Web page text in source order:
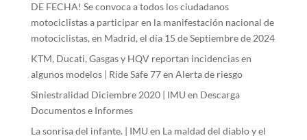
DE FECHA! Se convoca a todos los ciudadanos
motociclistas a participar en la manifestación nacional de
motociclistas, en Madrid, el día 15 de Septiembre de 2024
KTM, Ducati, Gasgas y HQV reportan incidencias en
algunos modelos | Ride Safe 77en Alerta de riesgo
Siniestralidad Diciembre 2020 | IMU en Descarga
Documentos e Informes
La sonrisa del infante. | IMU en La maldad del diablo y el